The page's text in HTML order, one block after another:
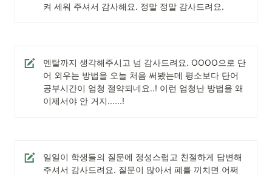
켜 세워 주셔서 감사해요. 정말 정말 감사드려요.
멘탈까지 생각해주시고 넘 감사드려요. OOOO으로 단
어 외우는 방법을 오늘 처음 써봤는데 평소보다 단어
공부시간이 엄청 절약되네요..! 이런 엄청난 방법을 왜
이제서야 안 거지......!
일일이 학생들의 질문에 정성스럽고 친절하게 답변해
주셔서 감사드려요. 질문이 많아서 폐를 끼치면 어쩌